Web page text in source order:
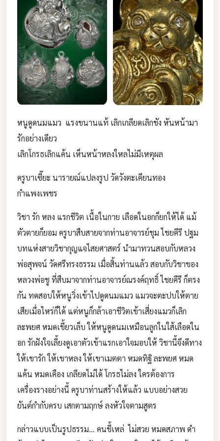
หนูดูดนมแมว แรงขนานแท้ เลิกเกลียดเลิกชัง หันหน้ามา
รักอย่างเดียว
เลิกโกรธเลิกแค้น เห็นหน้าหลงใหลไม่มีเหตุผล
ครูบาเซี๊ยะ นารายณ์แปลงรูป วัดวังตะเคียนทอง
กำแพงเพชร
วิชา รัก หลง แรกชีวิต เนื้อในกาย เลือดในอกก็ยกให้ได้ แม้
ตัวตายก็ยอม ครูบาสืบสายจากท่านอาจารย์ชุม ไชยคีรี ปฐม
บทแห่งสายวิชากุญแจไสยศาสตร์ นำมาทวนสอบกับหลวง
พ่อสุพจน์ วัดศรีทรงธรรม เมื่อสิ้นท่านแล้ว สอบกับวิชาของ
หลวงพ่อชู ที่สืบมาจากท่านอาจารย์ณรงค์ฤทธิ์ ไชยคีรี ก็ตรง
กัน ทดสอบให้หนูวิ่งเข้าไปดูดนมแมว แมวจะตะปบให้ตาย
เสียเมื่อไหร่ก็ได้ แต่หนูก็กล้าเอาชีวิตเข้าเสี่ยงแมวก็เลิก
ละพยศ หมดเขี้ยวเล็บ ให้หนูดูดนมเหมือนลูกในใส้เลือดใน
อก รักฝังใจเลี้ยงดูเอาตัวเข้าแรกเอาใจมอบให้ วิชานี้จึงดีทาง
ให้เขารัก ให้เขาหลง ให้เขาเมตตา หมดทิฐิ ละพยศ หมด
แค้น หมดเคือง เกลียดไม่ได้ โกรธไม่ลง ใครต้องการ
เครื่องรางอย่างนี้ ครูบาท่านสร้างให้แล้ว แบบอย่างสวย
ยันต์กำกับครบ เสกตามฤกษ์ ลงหัวใจตามสูตร
กล่าวแบบเป็นรูปธรรม… คนขี้เหล่ ไม่สวย หมดสภาพ ดำ